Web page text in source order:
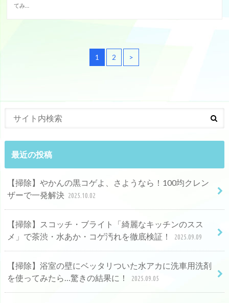
てみ…
1 2 >
最近の投稿
【掃除】やかんの黒コゲよ、さようなら！100均クレン
ザーで一発解決 2025.10.02
【掃除】スコッチ・ブライト「綺麗なキッチンのスス
メ」で茶渋・水あか・コゲ汚れを徹底検証！
2025.09.09
【掃除】浴室の壁にベッタリついた水アカに洗車用洗剤
を使ってみたら…驚きの結果に！
2025.09.05